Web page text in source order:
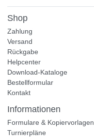
Shop
Zahlung
Versand
Rückgabe
Helpcenter
Download-Kataloge
Bestellformular
Kontakt
Informationen
Formulare & Kopiervorlagen
Turnierpläne